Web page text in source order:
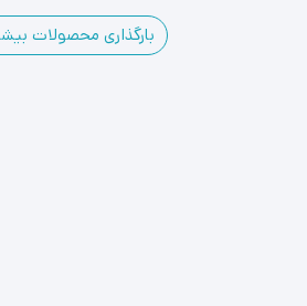
بارگذاری محصولات